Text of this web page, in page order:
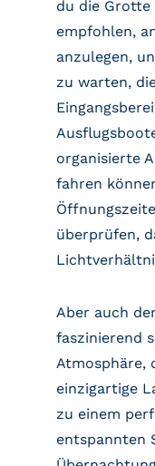
du die
empfohlen,
anzulegen,
zu warten,
organisierte
fahren
überprüfen,
Aber auch
faszinierend
Atmosphäre,
einzigartige
zu einem
entspannten